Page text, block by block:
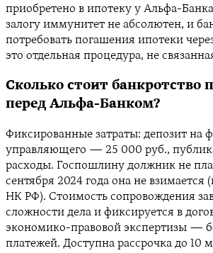
приобретено в ипотеку у Альфа-
залогу иммунитет не абсолютен, и
потребовать погашения ипотеки
это отдельная процедура, не
Сколько стоит банкротство
перед Альфа-Банком?
Фиксированные затраты: депозит на
управляющего — 25 000 руб.,
расходы. Госпошлину должник не
сентября 2024 года она не взимается
НК РФ). Стоимость сопровождения
сложности дела и фиксируется в
экономико-правовой экспертизы —
платежей. Доступна рассрочка до 10